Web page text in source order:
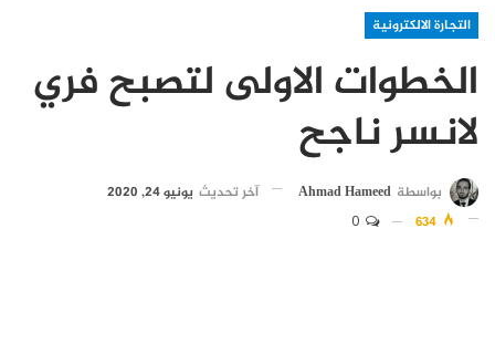
التجارة الالكترونية
الخطوات الاولى لتصبح فري
لانسر ناجح
بواسطة Ahmad Hameed آخر تحديث يونيو 24, 2020